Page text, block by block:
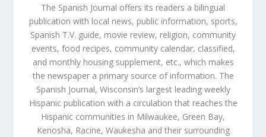
The Spanish Journal offers its readers a bilingual
publication with local news, public information, sports,
Spanish T.V. guide, movie review, religion, community
events, food recipes, community calendar, classified,
and monthly housing supplement, etc., which makes
the newspaper a primary source of information. The
Spanish Journal, Wisconsin’s largest leading weekly
Hispanic publication with a circulation that reaches the
Hispanic communities in Milwaukee, Green Bay,
Kenosha, Racine, Waukesha and their surrounding